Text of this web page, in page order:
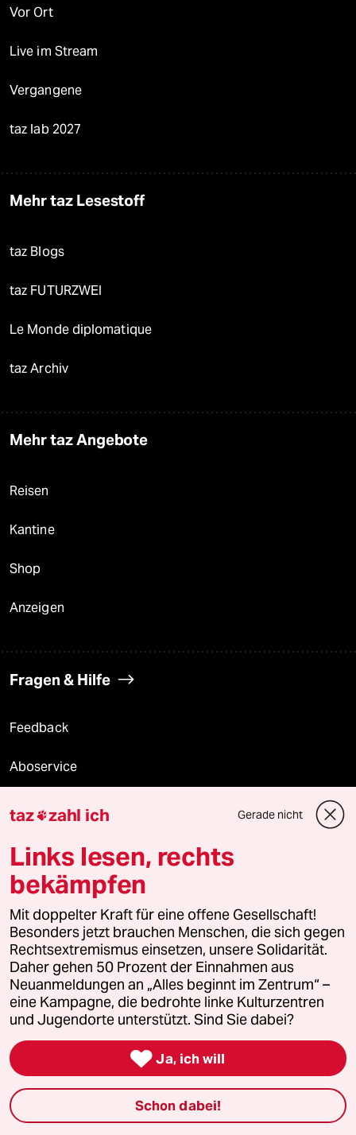
Vor Ort
Live im Stream
Vergangene
taz lab 2027
Mehr taz Lesestoff
taz Blogs
taz FUTURZWEI
Le Monde diplomatique
taz Archiv
Mehr taz Angebote
Reisen
Kantine
Shop
Anzeigen
Fragen & Hilfe
Feedback
Aboservice
ePaper Login
Downloads für Abonnierende
© 2026 taz Verlags und Vertriebs GmbH
Alle Rechte vorbehalten. Bei rechtlichen Fragen oder für Genehmigungen
wenden Sie sich bitte an
lizenzen@taz.de
Feedback Redaktionsstatut Kommune-Richtlinien
Leitlinie
Seitenwende Einwilligungen widerrufen (Ads)
taz zahl ich Gerade nicht
Links lesen, rechts
bekämpfen
Mit doppelter Kraft für eine offene Gesellschaft!
Besonders jetzt brauchen Menschen, die sich gegen
Rechtsextremismus einsetzen, unsere Solidarität.
Daher gehen 50 Prozent der Einnahmen aus
Neuanmeldungen an „Alles beginnt im Zentrum“ –
eine Kampagne, die bedrohte linke Kulturzentren
und Jugendorte unterstützt. Sind Sie dabei?
 Ja, ich will
Schon dabei!